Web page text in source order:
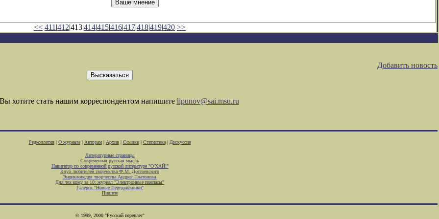
<< 411 |412|413|414|415|416|417|418|419|420 >>
Добавить новость
хотите стать нашим корреспондентом напишите lipunov@sai.msu.ru
Редколлегия| О журнале| Авторам| Архив| Ссылки| Статистика| Дискуссия
Литературные страницы
Современная русская мысль
Навигатор по современной русской литературе "О'ХАЙ!"
Клуб любителей творчества Ф.М. Достоевского
Энциклопедия творчества Андрея Платонова
Для тех кому за 10: журнал "Электронные пампасы"
Галерея "Новые Передвижники"
Пишите
© 1999, 2000 "Русский переплет"